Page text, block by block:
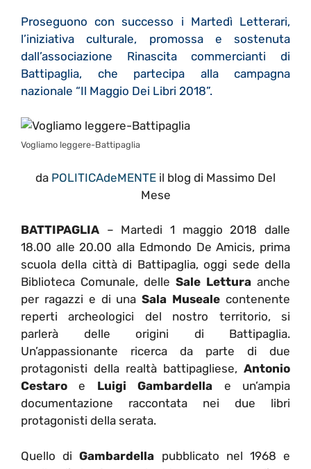
Proseguono con successo i Martedì Letterari,
l’iniziativa culturale, promossa e sostenuta
dall’associazione Rinascita commercianti di
Battipaglia, che partecipa alla campagna
nazionale “Il Maggio Dei Libri 2018”.
Vogliamo leggere-Battipaglia
da POLITICAdeMENTE il blog di Massimo Del
Mese
BATTIPAGLIA – Martedi 1 maggio 2018 dalle
18.00 alle 20.00 alla Edmondo De Amicis, prima
scuola della città di Battipaglia, oggi sede della
Biblioteca Comunale, delle Sale Lettura anche
per ragazzi e di unaSala Museale contenente
reperti archeologici del nostro territorio, si
parlerà delle origini di Battipaglia.
Un’appassionante ricerca da parte di due
protagonisti della realtà battipagliese, Antonio
Cestaro e Luigi Gambardella e un’ampia
documentazione raccontata nei due libri
protagonisti della serata.
Quello diGambardella pubblicato nel 1968 e